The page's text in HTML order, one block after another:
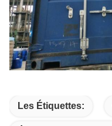
Les Étiquettes: